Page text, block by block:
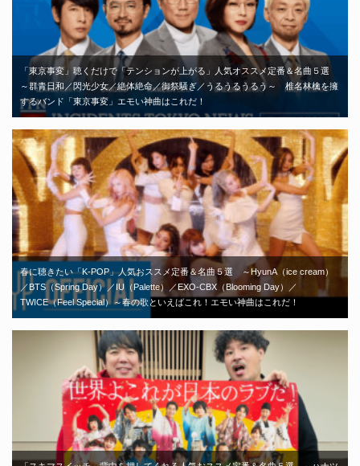
「東京事変」聴くだけで「テンションが上がる」人気オススメ定番＆名曲５選
～群青日和／閃光少女／絶体絶命／御祭騒ぎ／うるうるうるう～ 椎名林檎を擁
するバンド「東京事変」エモい神曲はこれだ！
春に聴きたい「K-POP」人気おススメ定番＆名曲５選 ～HyunA（ice cream）
／BTS（Spring Day）／IU（Palette）／EXO-CBX（Blooming Day）／
TWICE（Feel Special）～春の歌といえばこれ！エモい神曲はこれだ！